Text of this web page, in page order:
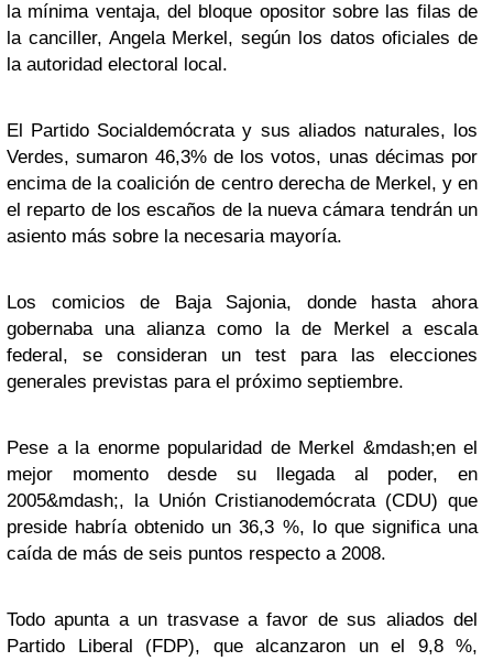
la mínima ventaja, del bloque opositor sobre las filas de
la canciller, Angela Merkel, según los datos oficiales de
la autoridad electoral local.
El Partido Socialdemócrata y sus aliados naturales, los
Verdes, sumaron 46,3% de los votos, unas décimas por
encima de la coalición de centro derecha de Merkel, y en
el reparto de los escaños de la nueva cámara tendrán un
asiento más sobre la necesaria mayoría.
Los comicios de Baja Sajonia, donde hasta ahora
gobernaba una alianza como la de Merkel a escala
federal, se consideran un test para las elecciones
generales previstas para el próximo septiembre.
Pese a la enorme popularidad de Merkel &mdash;en el
mejor momento desde su llegada al poder, en
2005&mdash;, la Unión Cristianodemócrata (CDU) que
preside habría obtenido un 36,3 %, lo que significa una
caída de más de seis puntos respecto a 2008.
Todo apunta a un trasvase a favor de sus aliados del
Partido Liberal (FDP), que alcanzaron un el 9,8 %,